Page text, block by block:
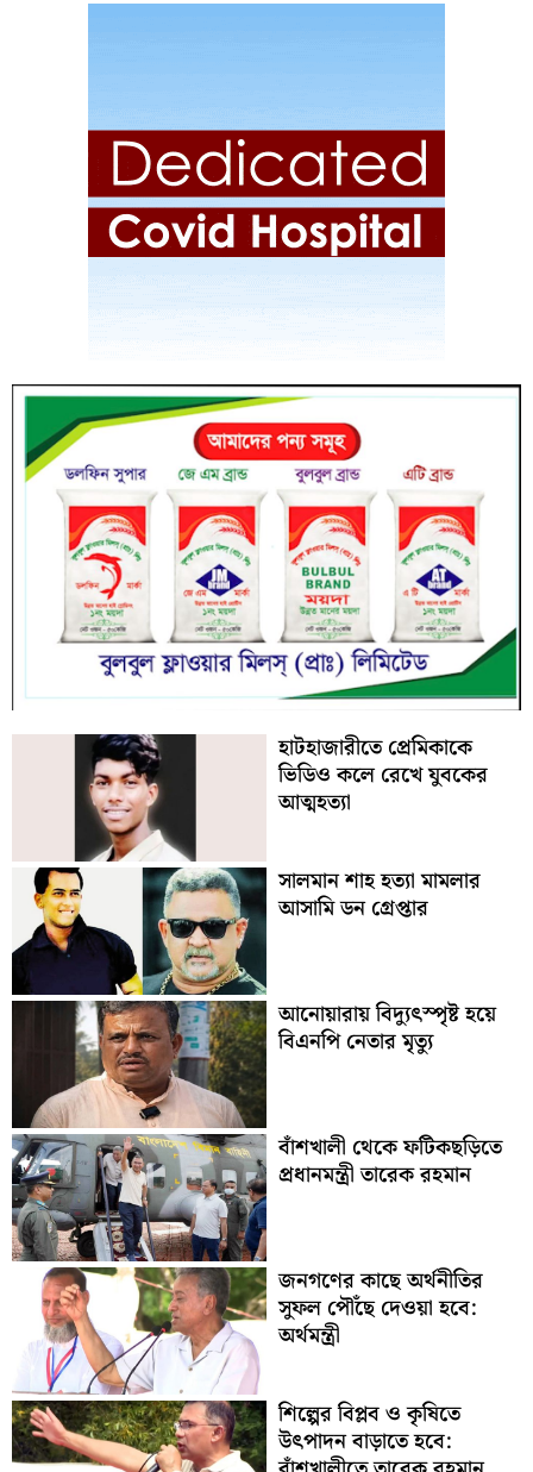
হাটহাজারীতে প্রেমিকাকে
ভিডিও কলে রেখে যুবকের
আত্মহত্যা
সালমান শাহ হত্যা মামলার
আসামি ডন গ্রেপ্তার
আনোয়ারায় বিদ্যুৎস্পৃষ্ট হয়ে
বিএনপি নেতার মৃত্যু
বাঁশখালী থেকে ফটিকছড়িতে
প্রধানমন্ত্রী তারেক রহমান
জনগণের কাছে অর্থনীতির
সুফল পৌঁছে দেওয়া হবে:
অর্থমন্ত্রী
শিল্পের বিপ্লব ও কৃষিতে
উৎপাদন বাড়াতে হবে: